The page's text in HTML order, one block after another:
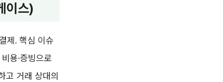
이스)
제. 핵심 이슈
용·증빙으로
고 거래 상대의